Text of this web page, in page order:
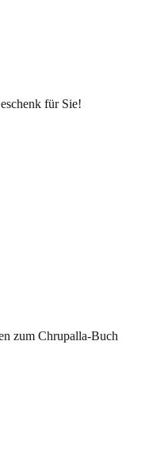
für Sie!
zum Chrupalla-Buch